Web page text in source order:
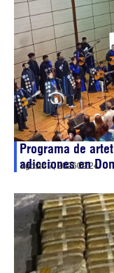
Programa de
adicciones en
agosto 7, 202609:24